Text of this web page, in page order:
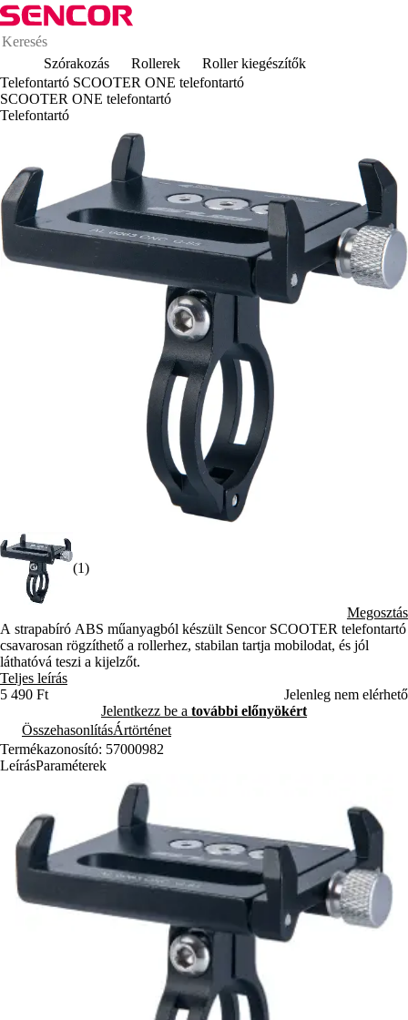
Szórakozás Rollerek
Roller kiegészítők
Telefontartó SCOOTER ONE telefontartó
SCOOTER ONE telefontartó
Telefontartó
(1)
Megosztás
A strapabíró ABS műanyagból készült Sencor SCOOTER telefontartó
csavarosan rögzíthető a rollerhez, stabilan tartja mobilodat, és jól
láthatóvá teszi a kijelzőt.
Teljes leírás
5 490 Ft
Jelenleg nem elérhető
Jelentkezz be a további előnyökért
ÖsszehasonlításÁrtörténet
Termékazonosító: 57000982
LeírásParaméterek